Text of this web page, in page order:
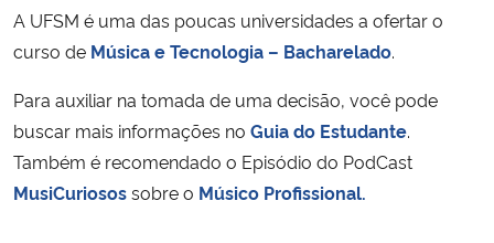
A UFSM é uma das poucas universidades a ofertar o
curso de Música e Tecnologia – Bacharelado.
Para auxiliar na tomada de uma decisão, você pode
buscar mais informações no Guia do Estudante.
Também é recomendado o Episódio do PodCast
MusiCuriosossobre o Músico Profissional.